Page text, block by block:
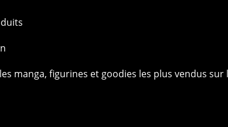
manga, figurines et goodies les plus vendus sur